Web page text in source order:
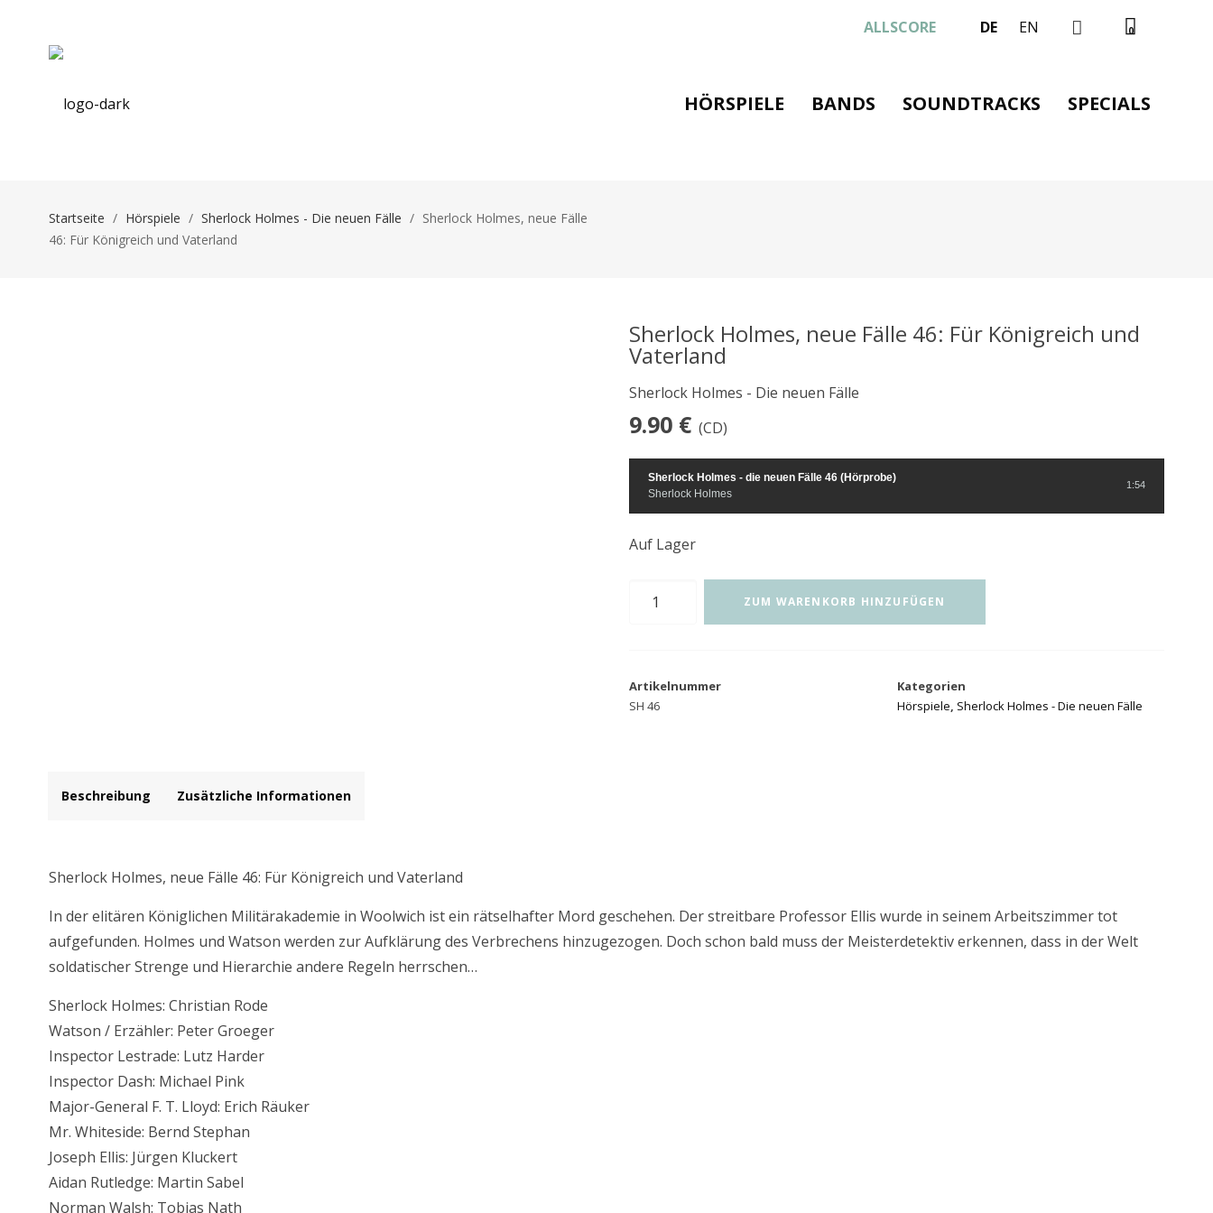
ALLSCORE DE EN 0
HÖRSPIELE BANDS SOUNDTRACKS SPECIALS
Startseite / Hörspiele / Sherlock Holmes - Die neuen Fälle / Sherlock Holmes, neue Fälle
46: Für Königreich und Vaterland
Sherlock Holmes, neue Fälle 46: Für Königreich und
Vaterland
Sherlock Holmes - Die neuen Fälle
9.90 €(CD)
Sherlock Holmes - die neuen Fälle 46 (Hörprobe)
Sherlock Holmes
1:54
Auf Lager
46:
ZUM WARENKORB HINZUFÜGEN
Artikelnummer
SH 46
Kategorien
Hörspiele, Sherlock Holmes - Die neuen Fälle
Beschreibung Zusätzliche Informationen
Beschreibung
Sherlock Holmes, neue Fälle 46: Für Königreich und Vaterland
In der elitären Königlichen Militärakademie in Woolwich ist ein rätselhafter Mord geschehen. Der streitbare Professor Ellis wurde in seinem Arbeitszimmer tot
aufgefunden. Holmes und Watson werden zur Aufklärung des Verbrechens hinzugezogen. Doch schon bald muss der Meisterdetektiv erkennen, dass in der Welt
soldatischer Strenge und Hierarchie andere Regeln herrschen…
Sherlock Holmes: Christian Rode
Watson / Erzähler: Peter Groeger
Inspector Lestrade: Lutz Harder
Inspector Dash: Michael Pink
Major-General F. T. Lloyd: Erich Räuker
Mr. Whiteside: Bernd Stephan
Joseph Ellis: Jürgen Kluckert
Aidan Rutledge: Martin Sabel
Norman Walsh: Tobias Nath